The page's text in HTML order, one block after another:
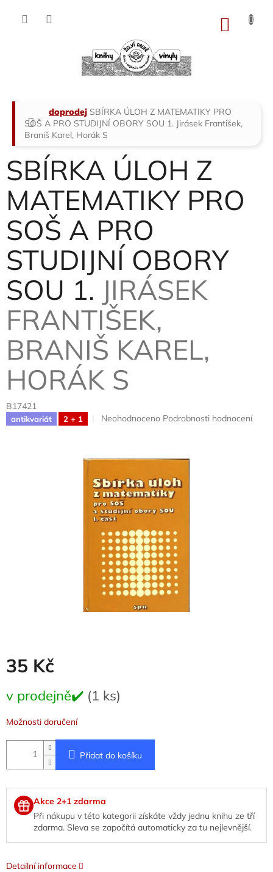
Domů
doprodej SBÍRKA ÚLOH Z MATEMATIKY PRO
SOŠ A PRO STUDIJNÍ OBORY SOU 1. Jirásek František,
Braniš Karel, Horák S
SBÍRKA ÚLOH Z
MATEMATIKY PRO
SOŠ A PRO
STUDIJNÍ OBORY
SOU 1. JIRÁSEK
FRANTIŠEK,
BRANIŠ KAREL,
HORÁK S
B17421
antikvariát 2 + 1
Průměrné
z
5
hvězdiček.
Neohodnoceno Podrobnosti hodnocení
35 Kč
cena:
v prodejně✔️ (1 ks)
Možnosti doručení
Přidat do košíku
Akce 2+1 zdarma
Při nákupu v této kategorii získáte vždy jednu knihu ze tří
zdarma. Sleva se započítá automaticky za tu nejlevnější.
Detailní informace